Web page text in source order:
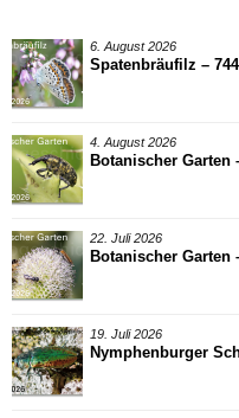
6. August 2026
Spatenbräufilz – 744
4. August 2026
Botanischer Garten
22. Juli 2026
Botanischer Garten
19. Juli 2026
Nymphenburger